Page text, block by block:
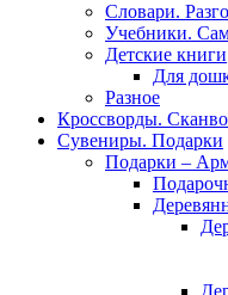
Словари.
Учебники.
Детские книги
Для
Разное
Кроссворды.
Сувениры. Подарки
Подарки –